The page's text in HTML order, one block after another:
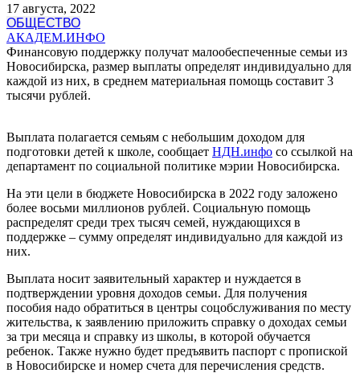
17 августа, 2022
ОБЩЕСТВО
АКАДЕМ.ИНФО
Финансовую поддержку получат малообеспеченные семьи из
Новосибирска, размер выплаты определят индивидуально для
каждой из них, в среднем материальная помощь составит 3
тысячи рублей.
Выплата полагается семьям с небольшим доходом для
подготовки детей к школе, сообщает НДН.инфо со ссылкой на
департамент по социальной политике мэрии Новосибирска.
На эти цели в бюджете Новосибирска в 2022 году заложено
более восьми миллионов рублей. Социальную помощь
распределят среди трех тысяч семей, нуждающихся в
поддержке – сумму определят индивидуально для каждой из
них.
Выплата носит заявительный характер и нуждается в
подтверждении уровня доходов семьи. Для получения
пособия надо обратиться в центры соцобслуживания по месту
жительства, к заявлению приложить справку о доходах семьи
за три месяца и справку из школы, в которой обучается
ребенок. Также нужно будет предъявить паспорт с пропиской
в Новосибирске и номер счета для перечисления средств.